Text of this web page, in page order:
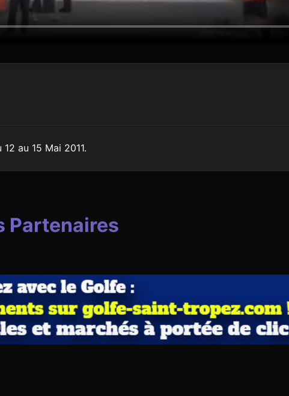
au 15 Mai 2011.
Partenaires